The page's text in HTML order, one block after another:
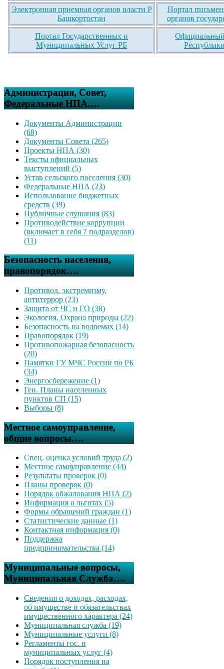
Электронная приемная органов власти Р
Башкортостан
Портал
органов
Портал Государственных и
Муниципальных Услуг РБ
Официальный
Администрация, Совет,
Федеральные НПА….
Документы Администрации
(68)
Документы Совета (265)
Проекты НПА (30)
Тексты официальных
выступлений (5)
Устав сельского поселения (30)
Федеральные НПА (23)
Использование бюджетных
средств (39)
Публичные слушания (83)
Противодействие коррупции
(включает в себя 7 подразделов)
(11)
Безопасность населения,
правопорядок….
Противод. экстремизму,
антитеррор (23)
Защита от ЧС и ГО (38)
Экология, Охрана природы (22)
Безопасность на водоемах (14)
Правопорядок (19)
Противопожарная безопасность
(20)
Памятки ГУ МЧС России по РБ
(34)
Энергосбережение (1)
Ген. Планы населенных
пунктов СП (15)
Выборы (8)
Местное самоуправление,
общие вопросы….
Спец. оценка условий труда (2)
Местное самоуправление (44)
Результаты проверок (0)
Планы проверок (0)
Порядок обжалования НПА (2)
Информация о льготах (5)
Формы обращений граждан (1)
Статистические данные (1)
Контактная информация (0)
Поддержка
предпринимательства (14)
Муниципальные вопросы,
Муниципальная Служба….
Сведения о доходах, расходах,
об имуществе и обязательствах
имущественного характера (24)
Муниципальная служба (19)
Муниципальные услуги (8)
Регламенты гос. и
муниципальных услуг (4)
Порядок поступления на